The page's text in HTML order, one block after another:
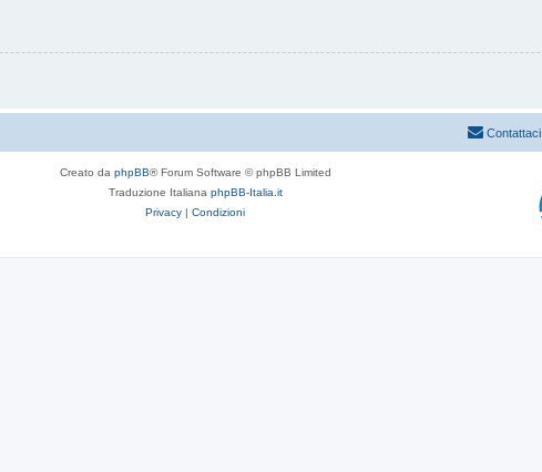
Contattaci
Creato da phpBB® Forum Software © phpBB Limited
Traduzione Italiana phpBB-Italia.it
Privacy | Condizioni